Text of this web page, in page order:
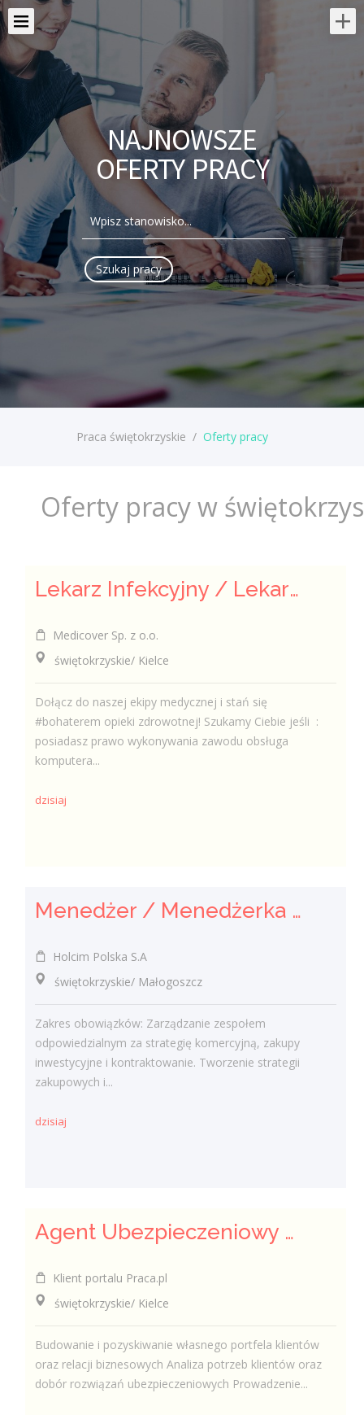
NAJNOWSZE
OFERTY PRACY
Praca świętokrzyskie / Oferty pracy
Oferty pracy w
Lekarz Infekcyjny / Lekarka Infekcyjna
Medicover Sp. z o.o.
świętokrzyskie/ Kielce
Dołącz do naszej ekipy medycznej i stań się
#bohaterem opieki zdrowotnej! Szukamy Ciebie jeśli ​ :
posiadasz prawo wykonywania zawodu obsługa
komputera...
dzisiaj
Menedżer / Menedżerka Zespołu Strategii Komercyjnej i Kontraktowania
Holcim Polska S.A
świętokrzyskie/ Małogoszcz
Zakres obowiązków: Zarządzanie zespołem
odpowiedzialnym za strategię komercyjną, zakupy
inwestycyjne i kontraktowanie. Tworzenie strategii
zakupowych i...
dzisiaj
Agent Ubezpieczeniowy / Agentka Ubezpieczeniowa
Klient portalu Praca.pl
świętokrzyskie/ Kielce
Budowanie i pozyskiwanie własnego portfela klientów
oraz relacji biznesowych Analiza potrzeb klientów oraz
dobór rozwiązań ubezpieczeniowych Prowadzenie...